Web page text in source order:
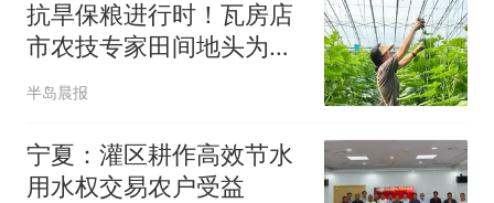
抗旱保粮进行时！瓦房店
市农技专家田间地头为作
物“把脉开方”
半岛晨报
宁夏：灌区耕作高效节水
用水权交易农户受益